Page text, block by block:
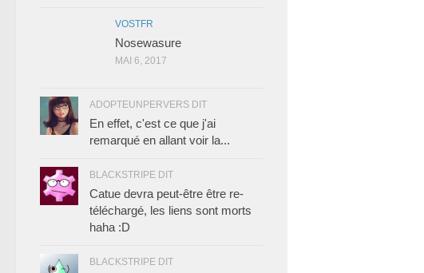
VOSTFR
Nosewasure
MAI 6, 2017
ADOPTEUNPERVERS DIT
En effet, c'est ce que j'ai
remarqué en allant voir la...
BLACKSTRIPE DIT
Catue devra peut-être être re-
téléchargé, les liens sont morts
haha :D
BLACKSTRIPE DIT